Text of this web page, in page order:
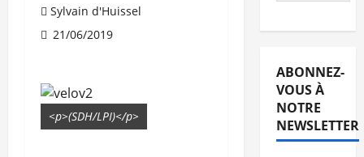
Sylvain d'Huissel
21/06/2019
<p>(SDH/LPI)</p>
ABONNEZ-
VOUS À
NOTRE
NEWSLETTER